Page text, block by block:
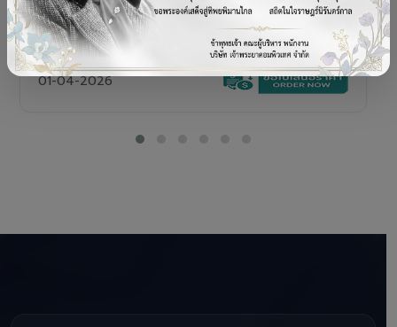
SENOR V+5s
เครื่อง POS All-in-One Touch Screen ดีไซน์พรีเมียม
01-04-2026